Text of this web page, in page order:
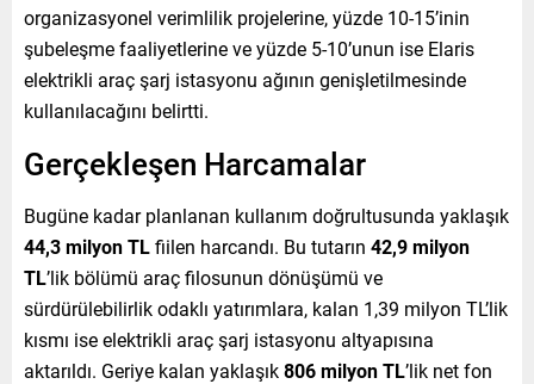
organizasyonel verimlilik projelerine, yüzde 10-15’inin
şubeleşme faaliyetlerine ve yüzde 5-10’unun ise Elaris
elektrikli araç şarj istasyonu ağının genişletilmesinde
kullanılacağını belirtti.
Gerçekleşen Harcamalar
Bugüne kadar planlanan kullanım doğrultusunda yaklaşık
44,3 milyon TLfiilen harcandı. Bu tutarın 42,9 milyon
TL’lik bölümü araç filosunun dönüşümü ve
sürdürülebilirlik odaklı yatırımlara, kalan 1,39 milyon TL’lik
kısmı ise elektrikli araç şarj istasyonu altyapısına
aktarıldı. Geriye kalan yaklaşık806 milyon TL’lik net fon